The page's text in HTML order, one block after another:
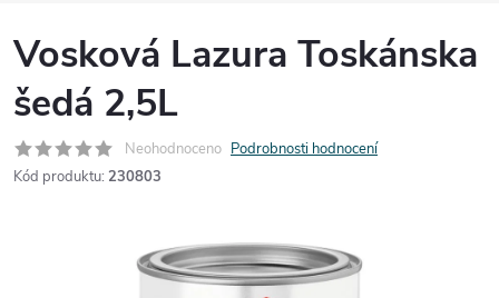
Vosková Lazura Toskánska
šedá 2,5L
Neohodnoceno Podrobnosti hodnocení
Kód produktu: 230803